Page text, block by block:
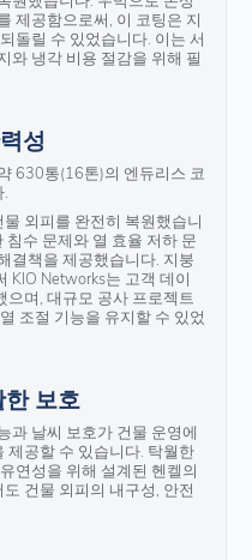
제공함으로써, 이 코팅은 지
돌릴 수 있었습니다. 이는 서
와 냉각 비용 절감을 위해 필
성
630통(16톤)의 엔듀리스 코
외피를 완전히 복원했습니
수 문제와 열 효율 저하 문
결책을 제공했습니다. 지붕
KIO Networks는 고객 데이
며, 대규모 공사 프로젝트
조절 기능을 유지할 수 있었
보호
과 날씨 보호가 건물 운영에
제공할 수 있습니다. 탁월한
연성을 위해 설계된 헨켈의
건물 외피의 내구성, 안전